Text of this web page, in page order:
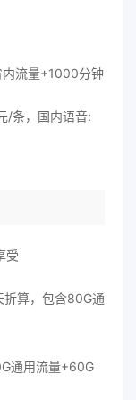
流量+1000分钟
/条，国内语音:
受
折算，包含80G通
通用流量+60G